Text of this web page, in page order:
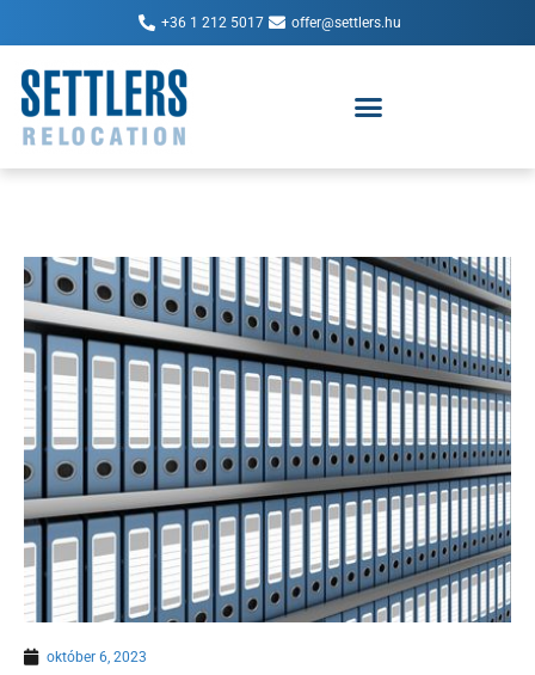
+36 1 212 5017 offer@settlers.hu
október 6, 2023